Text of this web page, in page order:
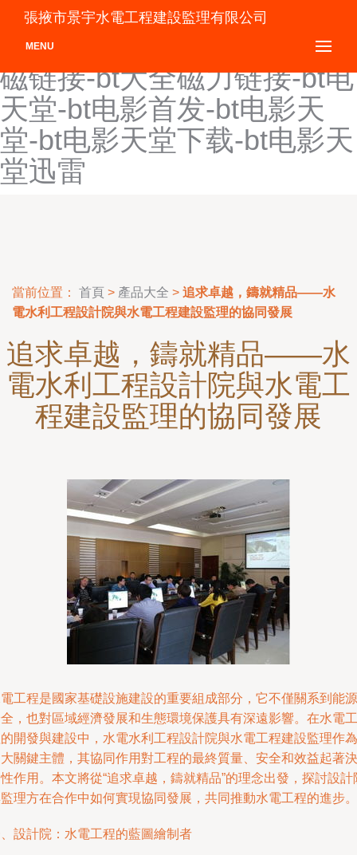
bt磁力搜索天堂-bt磁力搜索
引擎大全-bt磁力种子下载-bt
磁链接-bt大全磁力链接-bt电
天堂-bt电影首发-bt电影天
堂-bt电影天堂下载-bt电影天
堂迅雷
張掖市景宇水電工程建設監理有限公司
MENU
當前位置： 首頁 > 產品大全 > 追求卓越，鑄就精品——水
電水利工程設計院與水電工程建設監理的協同發展
追求卓越，鑄就精品——水
電水利工程設計院與水電工
程建設監理的協同發展
工程是國家基礎設施建設的重要組成部分，它不僅關系到能源
，也對區域經濟發展和生態環境保護具有深遠影響。在水電工
開發與建設中，水電水利工程設計院與水電工程建設監理作為
關鍵主體，其協同作用對工程的最終質量、安全和效益起著決
作用。本文將從“追求卓越，鑄就精品”的理念出發，探討設計
理方在合作中如何實現協同發展，共同推動水電工程的進步。
設計院：水電工程的藍圖繪制者